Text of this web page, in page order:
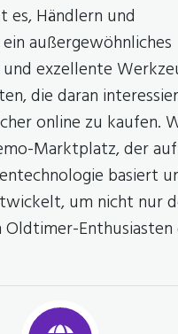
es, Händlern und
außergewöhnliches
exzellente
die daran
online zu kaufen.
Marktplatz, der auf
basiert
um nicht nur